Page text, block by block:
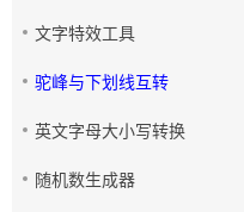
文字特效工具
驼峰与下划线互转
英文字母大小写转换
随机数生成器